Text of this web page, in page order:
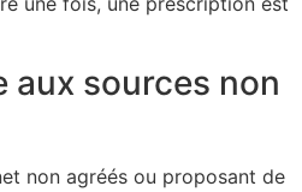
aux sources non
non agréés ou proposant de